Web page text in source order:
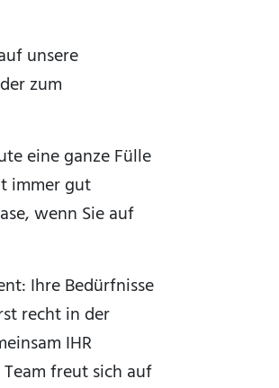
unsere
zum
eine ganze Fülle
immer gut
wenn Sie auf
Ihre Bedürfnisse
recht in der
IHR
freut sich auf